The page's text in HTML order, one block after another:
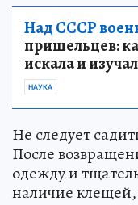
Над СССР
пришельцев:
искала и
НАУКА
Не следует
После
одежду и
наличие клещей,